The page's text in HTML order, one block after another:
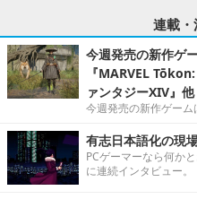
連載・
今週発売の新作ゲ
『MARVEL
ァンタジーXIV』他
今週発売の新作ゲーム
有志日本語化の現
PCゲーマーなら何か
に連続インタビュー。